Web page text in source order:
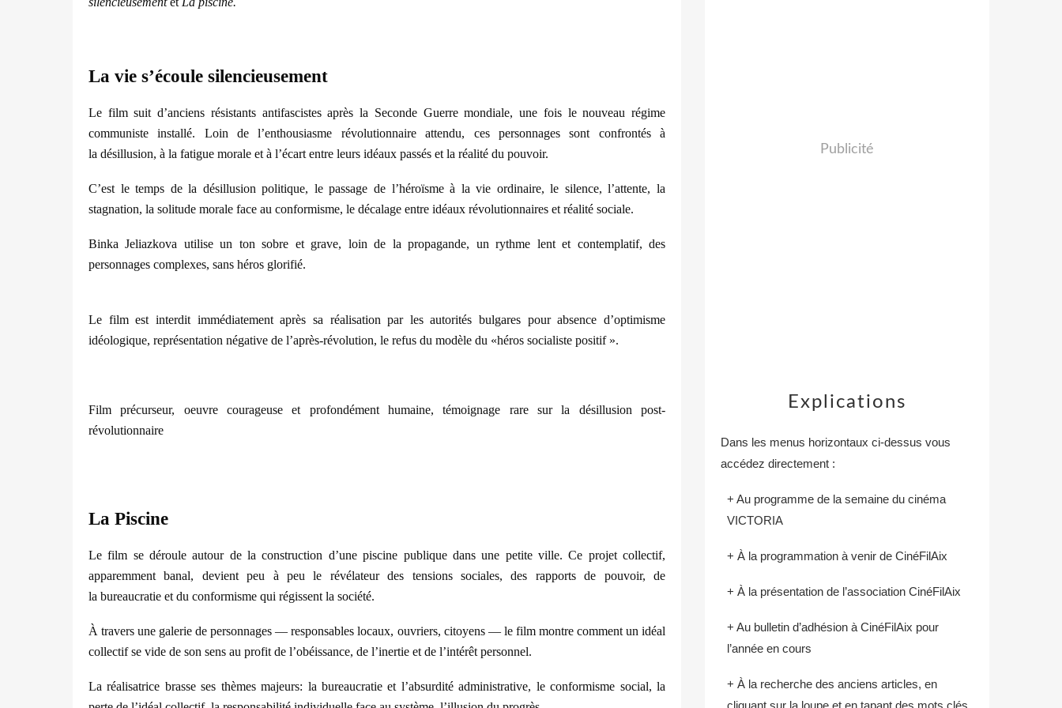
La vie s’écoule silencieusement
Le film suit d’anciens résistants antifascistes après la Seconde Guerre mondiale, une fois le nouveau régime
communiste installé. Loin de l’enthousiasme révolutionnaire attendu, ces personnages sont confrontés à
la désillusion, à la fatigue morale et à l’écart entre leurs idéaux passés et la réalité du pouvoir.
C’est le temps de la désillusion politique, le passage de l’héroïsme à la vie ordinaire, le silence, l’attente, la
stagnation, la solitude morale face au conformisme, le décalage entre idéaux révolutionnaires et réalité sociale.
Binka Jeliazkova utilise un ton sobre et grave, loin de la propagande, un rythme lent et contemplatif, des
personnages complexes, sans héros glorifié.
Le film est interdit immédiatement après sa réalisation par les autorités bulgares pour absence d’optimisme
idéologique, représentation négative de l’après-révolution, le refus du modèle du «héros socialiste positif ».
Film précurseur, oeuvre courageuse et profondément humaine, témoignage rare sur la désillusion post-
révolutionnaire
La Piscine
Le film se déroule autour de la construction d’une piscine publique dans une petite ville. Ce projet collectif,
apparemment banal, devient peu à peu le révélateur des tensions sociales, des rapports de pouvoir, de
la bureaucratie et du conformisme qui régissent la société.
À travers une galerie de personnages—responsables locaux, ouvriers, citoyens — le film montre comment un idéal
collectif se vide de son sens au profit de l’obéissance, de l’inertie et de l’intérêt personnel.
La réalisatrice brasse ses thèmes majeurs: la bureaucratie et l’absurditéadministrative, le conformisme social, la
Explications
Dans les menus horizontaux ci-dessus vous
accédez directement :
+ Au programme de la semaine du cinéma
VICTORIA
+ À la programmation à venir de CinéFilAix
+ À la présentation de l’association CinéFilAix
+ Au bulletin d’adhésion à CinéFilAix pour
l’année en cours
+ À la recherche des anciens articles, en
Publicité